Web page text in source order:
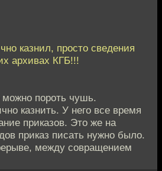
казнил, просто сведения
архивах КГБ!!!
можно пороть чушь.
казнить. У него все время
приказов. Это же на
приказ писать нужно было.
между совращением